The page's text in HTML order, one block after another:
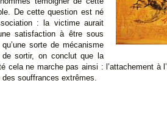
De cette question est né
: la victime aurait
satisfaction à être sous
sorte de mécanisme
sortir, on conclut que la
cela ne marche pas ainsi : l’attachement à
souffrances extrêmes.